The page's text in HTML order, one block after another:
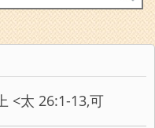
<太 26:1-13,可